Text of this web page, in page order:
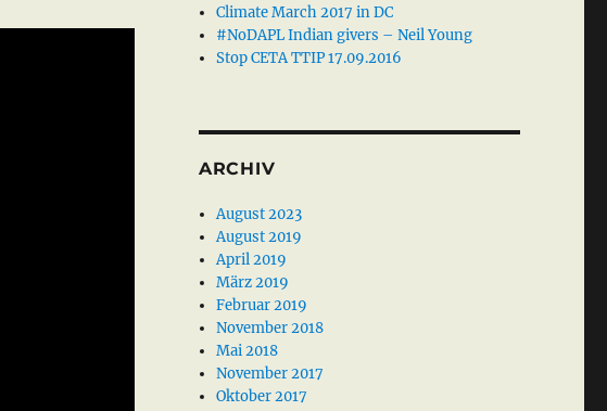
Climate March 2017 in DC
#NoDAPL Indian givers – Neil Young
Stop CETA TTIP 17.09.2016
ARCHIV
August 2023
August 2019
April 2019
März 2019
Februar 2019
November 2018
Mai 2018
November 2017
Oktober 2017